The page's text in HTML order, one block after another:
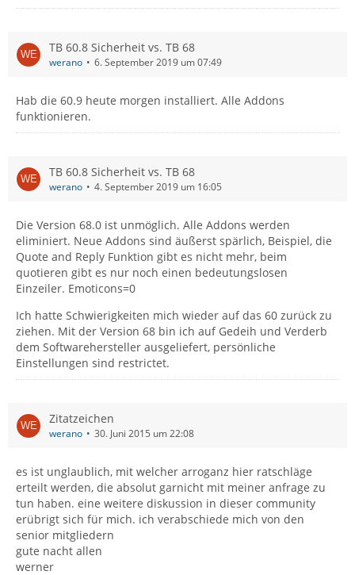
TB 60.8 Sicherheit vs. TB 68
werano 6. September 2019 um 07:49
Hab die 60.9 heute morgen installiert. Alle Addons
funktionieren.
TB 60.8 Sicherheit vs. TB 68
werano 4. September 2019 um 16:05
Die Version 68.0 ist unmöglich. Alle Addons werden
eliminiert. Neue Addons sind äußerst spärlich, Beispiel, die
Quote and Reply Funktion gibt es nicht mehr, beim
quotieren gibt es nur noch einen bedeutungslosen
Einzeiler. Emoticons=0
Ich hatte Schwierigkeiten mich wieder auf das 60 zurück zu
ziehen. Mit der Version 68 bin ich auf Gedeih und Verderb
dem Softwarehersteller ausgeliefert, persönliche
Einstellungen sind restrictet.
Zitatzeichen
werano 30. Juni 2015 um 22:08
es ist unglaublich, mit welcher arroganz hier ratschläge
erteilt werden, die absolut garnicht mit meiner anfrage zu
tun haben. eine weitere diskussion in dieser community
erübrigt sich für mich. ich verabschiede mich von den
senior mitgliedern
gute nacht allen
werner